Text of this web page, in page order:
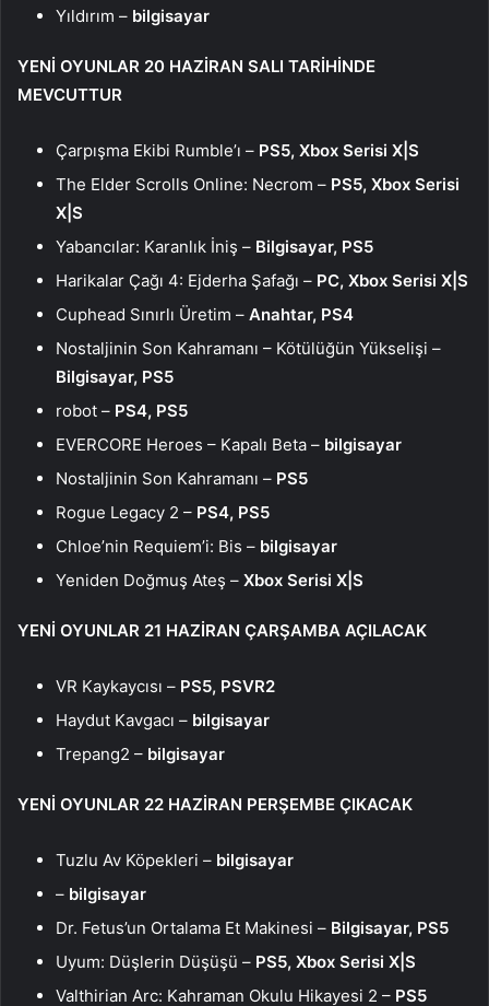
Yıldırım – bilgisayar
YENİ OYUNLAR 20 HAZİRAN SALI TARİHİNDE
MEVCUTTUR
Çarpışma Ekibi Rumble’ı – PS5, Xbox Serisi X|S
The Elder Scrolls Online: Necrom – PS5, Xbox Serisi
X|S
Yabancılar: Karanlık İniş – Bilgisayar, PS5
Harikalar Çağı 4: Ejderha Şafağı – PC, Xbox Serisi X|S
Cuphead Sınırlı Üretim – Anahtar, PS4
Nostaljinin Son Kahramanı – Kötülüğün Yükselişi –
Bilgisayar, PS5
robot – PS4, PS5
EVERCORE Heroes – Kapalı Beta – bilgisayar
Nostaljinin Son Kahramanı – PS5
Rogue Legacy 2 – PS4, PS5
Chloe’nin Requiem’i: Bis – bilgisayar
Yeniden Doğmuş Ateş – Xbox Serisi X|S
YENİ OYUNLAR 21 HAZİRAN ÇARŞAMBA AÇILACAK
VR Kaykaycısı – PS5, PSVR2
Haydut Kavgacı – bilgisayar
Trepang2 – bilgisayar
YENİ OYUNLAR 22 HAZİRAN PERŞEMBE ÇIKACAK
Tuzlu Av Köpekleri – bilgisayar
– bilgisayar
Dr. Fetus’un Ortalama Et Makinesi – Bilgisayar, PS5
Uyum: Düşlerin Düşüşü – PS5, Xbox Serisi X|S
Valthirian Arc: Kahraman Okulu Hikayesi 2 – PS5